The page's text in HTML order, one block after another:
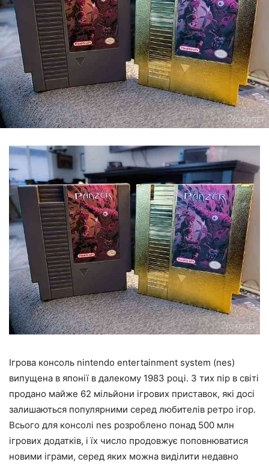
Ігрова консоль nintendo entertainment system (nes)
випущена в японії в далекому 1983 році. З тих пір в світі
продано майже 62 мільйони ігрових приставок, які досі
залишаються популярними серед любителів ретро ігор.
Всього для консолі nes розроблено понад 500 млн
ігрових додатків, і їх число продовжує поповнюватися
новими іграми, серед яких можна виділити недавно